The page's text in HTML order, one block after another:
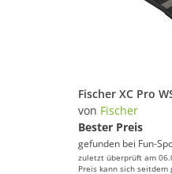
von Fischer
Bester Preis
gefunden bei Fun-
zuletzt überprüft am
Preis kann sich seitdem